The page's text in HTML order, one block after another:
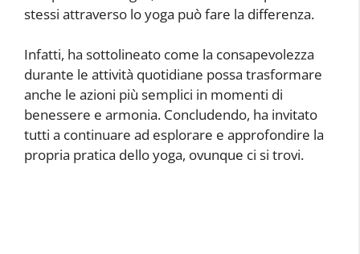
stessi attraverso lo yoga può fare la differenza.
Infatti, ha sottolineato come la consapevolezza
durante le attività quotidiane possa trasformare
anche le azioni più semplici in momenti di
benessere e armonia. Concludendo, ha invitato
tutti a continuare ad esplorare e approfondire la
propria pratica dello yoga, ovunque ci si trovi.